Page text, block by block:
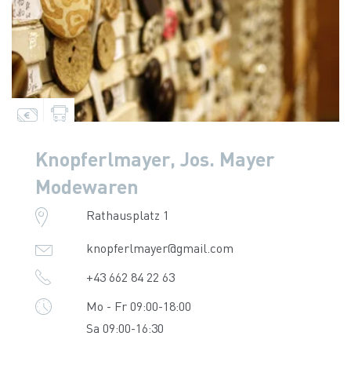
Knopferlmayer, Jos. Mayer
Modewaren
Rathausplatz 1
knopferlmayer@gmail.com
+43 662 84 22 63
Mo - Fr 09:00-18:00
Sa 09:00-16:30